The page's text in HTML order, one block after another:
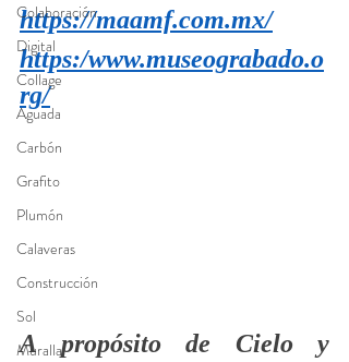
Colaboración
Digital
Collage
Aguada
Carbón
Grafito
Plumón
Calaveras
Construcción
Sol
Muralla
https://maamf.com.mx/
https:/www.museograbado.o
rg/
A propósito de Cielo y